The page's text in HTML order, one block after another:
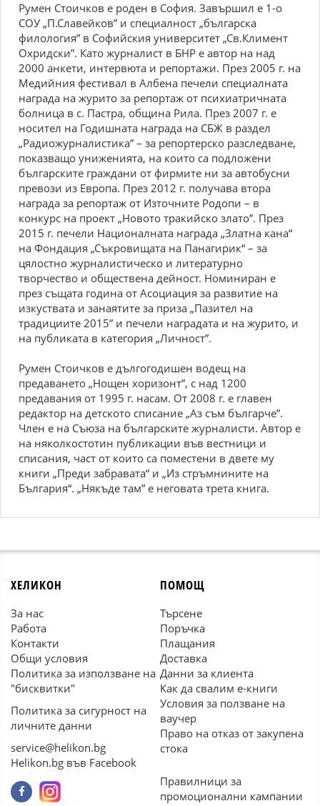
Румен Стоичков е роден в София. Завършил е 1-о
СОУ „П.Славейков” и специалност „българска
филология” в Софийския университет „Св.Климент
Охридски”. Като журналист в БНР е автор на над
2000 анкети, интервюта и репортажи. През 2005 г. на
Медийния фестивал в Албена печели специалната
награда на журито за репортаж от психиатричната
болница в с. Пастра, община Рила. През 2007 г. е
носител на Годишната награда на СБЖ в раздел
„Радиожурналистика” – за репортерско разследване,
показващо униженията, на които са подложени
българските граждани от фирмите ни за автобусни
превози из Европа. През 2012 г. получава втора
награда за репортаж от Източните Родопи – в
конкурс на проект „Новото тракийско злато”. През
2015 г. печели Националната награда „Златна кана“
на Фондация „Съкровищата на Панагирик“ – за
цялостно журналистическо и литературно
творчество и обществена дейност. Номиниран е
през същата година от Асоциация за развитие на
изкуствата и занаятите за приза „Пазител на
традициите 2015” и печели наградата и на журито, и
на публиката в категория „Личност”.
Румен Стоичков е дългогодишен водещ на
предаването „Нощен хоризонт”, с над 1200
предавания от 1995 г. насам. От 2008 г. е главен
редактор на детското списание „Аз съм българче”.
Член е на Съюза на българските журналисти. Автор е
на няколкостотин публикации във вестници и
списания, част от които са поместени в двете му
книги „Преди забравата“ и „Из стръмнините на
България“. „Някъде там” е неговата трета книга.
ХЕЛИКОН
За нас
Работа
Контакти
Общи условия
Политика за използване на
"бисквитки"
Политика за сигурност на
личните данни
service@helikon.bg
Helikon.bg във Facebook
ПОМОЩ
Търсене
Поръчка
Плащания
Доставка
Данни за клиента
Как да свалим е-книги
Условия за ползване на
ваучер
Право на отказ от закупена
стока
Правилници за
промоционални кампании